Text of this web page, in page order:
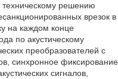
решению
врезок в
на каждом конце
по акустическому
преобразователей с
синхронное фиксирование
сигналов,